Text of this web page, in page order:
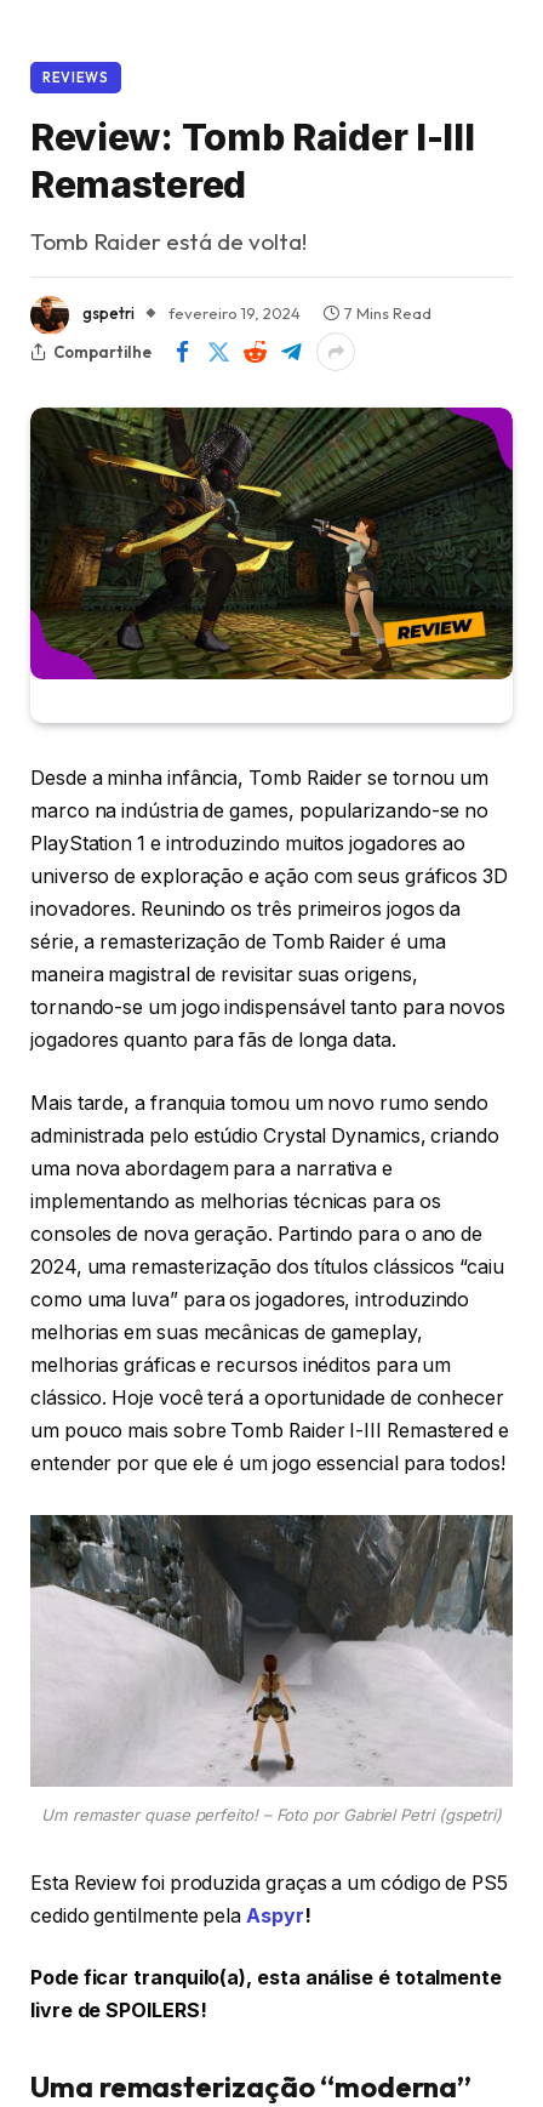
REVIEWS
Review: Tomb Raider I-III
Remastered
Tomb Raider está de volta!
gspetri fevereiro 19, 2024
7 Mins Read
Compartilhe
Desde a minha infância, Tomb Raider se tornou um
marco na indústria de games, popularizando-se no
PlayStation 1 e introduzindo muitos jogadores ao
universo de exploração e ação com seus gráficos 3D
inovadores. Reunindo os três primeiros jogos da
série, a remasterização de Tomb Raider é uma
maneira magistral de revisitar suas origens,
tornando-se um jogo indispensável tanto para novos
jogadores quanto para fãs de longa data.
Mais tarde, a franquia tomou um novo rumo sendo
administrada pelo estúdio Crystal Dynamics, criando
uma nova abordagem para a narrativa e
implementando as melhorias técnicas para os
consoles de nova geração. Partindo para o ano de
2024, uma remasterização dos títulos clássicos “caiu
como uma luva” para os jogadores, introduzindo
melhorias em suas mecânicas de gameplay,
melhorias gráficas e recursos inéditos para um
clássico. Hoje você terá a oportunidade de conhecer
um pouco mais sobre Tomb Raider I-III Remastered e
entender por que ele é um jogo essencial para todos!
Um remaster quase perfeito! – Foto por Gabriel Petri (gspetri)
Esta Review foi produzida graças a um código de PS5
cedido gentilmente pela Aspyr!
Pode ficar tranquilo(a), esta análise é totalmente
livre de SPOILERS!
Uma remasterização “moderna”